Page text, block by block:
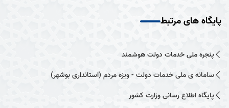
پایگاه های مرتبط
پنجره ملی خدمات دولت هوشمند
سامانه ی ملی خدمات دولت - ویژه مردم (استانداری بوشهر)
پایگاه اطلاع رسانی وزارت کشور